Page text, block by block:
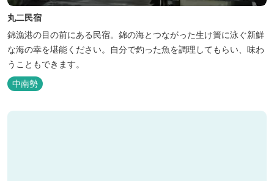
丸二民宿
錦漁港の目の前にある民宿。錦の海とつながった生け簀に泳ぐ新鮮
な海の幸を堪能ください。自分で釣った魚を調理してもらい、味わ
うこともできます。
中南勢